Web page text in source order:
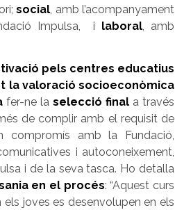
social , amb l’acompanyament
Impulsa, i laboral , amb
pels centres educatius
la valoració socioeconòmica
fer-ne la selecció final a través
de complir amb el requisit de
compromís amb la Fundació,
i autoconeixement,
i de la seva tasca. Ho detalla
en el procés:“Aquest curs
joves es desenvolupen en els